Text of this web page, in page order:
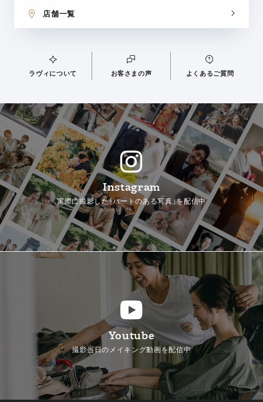
店舗一覧
ラヴィについて お客さまの声 よくあるご質問
Instagram
実際に撮影した「ハートのある写真」を配信中
Youtube
撮影当日のメイキング動画を配信中